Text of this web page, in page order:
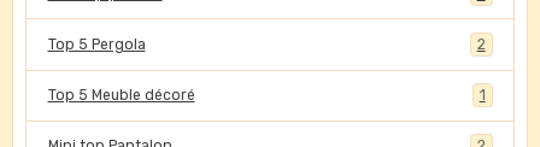
Top 5 Pergola 2
Top 5 Meuble décoré 1